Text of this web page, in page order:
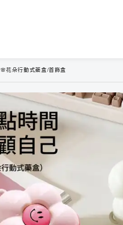
🌸花朵行動式藥盒/首飾盒